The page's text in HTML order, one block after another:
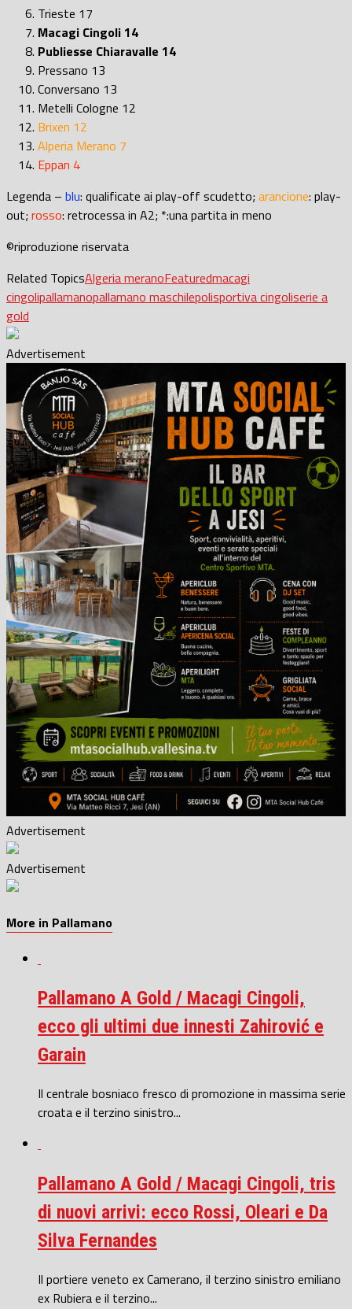
Trieste 17
Macagi Cingoli 14
Publiesse Chiaravalle 14
Pressano 13
Conversano 13
Metelli Cologne 12
Brixen 12
Alperia Merano 7
Eppan 4
Legenda – blu: qualificate ai play-off scudetto; arancione: play-
out; rosso: retrocessa in A2; *:una partita in meno
©riproduzione riservata
Related TopicsAlgeria meranoFeaturedmacagi
cingolipallamanopallamano maschilepolisportiva cingoliserie a
gold
Advertisement
Advertisement
Advertisement
More in Pallamano
Pallamano A Gold / Macagi Cingoli,
ecco gli ultimi due innesti Zahirović e
Garain
Il centrale bosniaco fresco di promozione in massima serie
croata e il terzino sinistro...
Pallamano A Gold / Macagi Cingoli, tris
di nuovi arrivi: ecco Rossi, Oleari e Da
Silva Fernandes
Il portiere veneto ex Camerano, il terzino sinistro emiliano
ex Rubiera e il terzino...